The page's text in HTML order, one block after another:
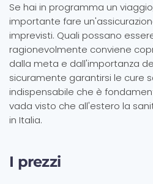
Se hai in programma un
importante fare
imprevisti. Quali possano
ragionevolmente conviene
dalla meta e dall'importanza
sicuramente garantirsi le cure
indispensabile che è
vada visto che all'estero la
in Italia.
I prezzi